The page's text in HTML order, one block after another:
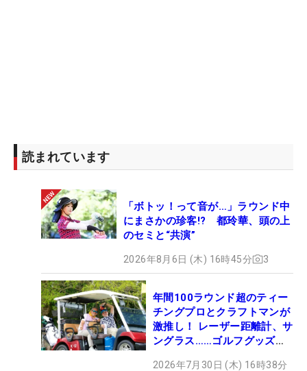
読まれています
「ボトッ！って音が…」ラウンド中
にまさかの珍客!? 都玲華、頭の上
のセミと“共演”
2026年8月6日 (木) 16時45分 3
年間100ラウンド超のティー
チングプロとクラフトマンが
激推し！ レーザー距離計、サ
ングラス……ゴルフグッズマ
2026年7月30日 (木) 16時38分